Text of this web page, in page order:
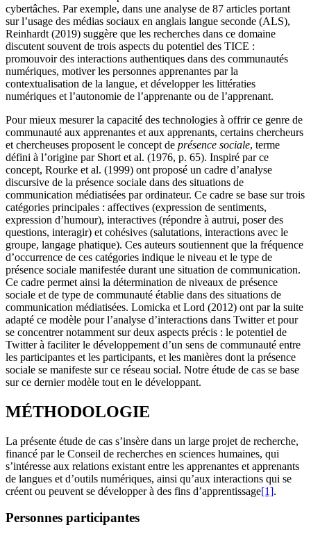
cybertâches. Par exemple, dans une analyse de 87 articles portant
sur l’usage des médias sociaux en anglais langue seconde (ALS),
Reinhardt (2019) suggère que les recherches dans ce domaine
discutent souvent de trois aspects du potentiel des TICE :
promouvoir des interactions authentiques dans des communautés
numériques, motiver les personnes apprenantes par la
contextualisation de la langue, et développer les littératies
numériques et l’autonomie de l’apprenante ou de l’apprenant.
Pour mieux mesurer la capacité des technologies à offrir ce genre de
communauté aux apprenantes et aux apprenants, certains chercheurs
et chercheuses proposent le concept de présence sociale, terme
défini à l’origine par Short et al. (1976, p. 65). Inspiré par ce
concept, Rourke et al. (1999) ont proposé un cadre d’analyse
discursive de la présence sociale dans des situations de
communication médiatisées par ordinateur. Ce cadre se base sur trois
catégories principales : affectives (expression de sentiments,
expression d’humour), interactives (répondre à autrui, poser des
questions, interagir) et cohésives (salutations, interactions avec le
groupe, langage phatique). Ces auteurs soutiennent que la fréquence
d’occurrence de ces catégories indique le niveau et le type de
présence sociale manifestée durant une situation de communication.
Ce cadre permet ainsi la détermination de niveaux de présence
sociale et de type de communauté établie dans des situations de
communication médiatisées. Lomicka et Lord (2012) ont par la suite
adapté ce modèle pour l’analyse d’interactions dans Twitter et pour
se concentrer notamment sur deux aspects précis : le potentiel de
Twitter à faciliter le développement d’un sens de communauté entre
les participantes et les participants, et les manières dont la présence
sociale se manifeste sur ce réseau social. Notre étude de cas se base
sur ce dernier modèle tout en le développant.
MÉTHODOLOGIE
La présente étude de cas s’insère dans un large projet de recherche,
financé par le Conseil de recherches en sciences humaines, qui
s’intéresse aux relations existant entre les apprenantes et apprenants
de langues et d’outils numériques, ainsi qu’aux interactions qui se
créent ou peuvent se développer à des fins d’apprentissage[1].
Personnes participantes